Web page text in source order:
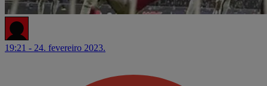
19:21 - 24. fevereiro 2023.